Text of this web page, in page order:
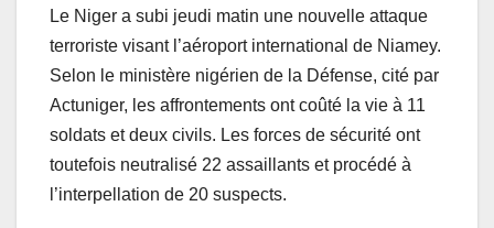
Le Niger a subi jeudi matin une nouvelle attaque
terroriste visant l’aéroport international de Niamey.
Selon le ministère nigérien de la Défense, cité par
Actuniger, les affrontements ont coûté la vie à 11
soldats et deux civils. Les forces de sécurité ont
toutefois neutralisé 22 assaillants et procédé à
l’interpellation de 20 suspects.